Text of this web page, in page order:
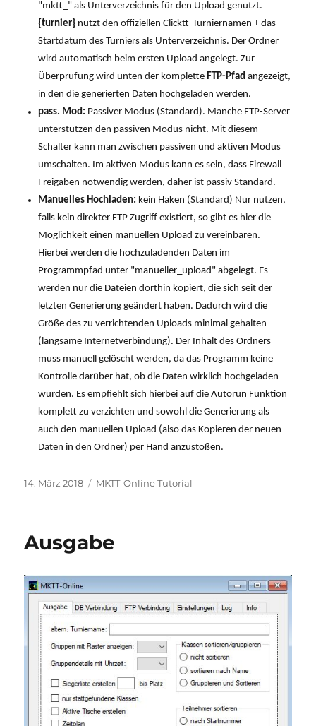
"mktt_" als Unterverzeichnis für den Upload genutzt.
{turnier} nutzt den offiziellen Clicktt-Turniernamen + das
Startdatum des Turniers als Unterverzeichnis. Der Ordner
wird automatisch beim ersten Upload angelegt. Zur
Überprüfung wird unten der kompletteFTP-Pfad angezeigt,
in den die generierten Daten hochgeladen werden.
pass. Mod: Passiver Modus (Standard). Manche FTP-Server
unterstützen den passiven Modus nicht. Mit diesem
Schalter kann man zwischen passiven und aktiven Modus
umschalten. Im aktiven Modus kann es sein, dass Firewall
Freigaben notwendig werden, daher ist passiv Standard.
Manuelles Hochladen: kein Haken (Standard) Nur nutzen,
falls kein direkter FTP Zugriff existiert, so gibt es hier die
Möglichkeit einen manuellen Upload zu vereinbaren.
Hierbei werden die hochzuladenden Daten im
Programmpfad unter "manueller_upload" abgelegt. Es
werden nur die Dateien dorthin kopiert, die sich seit der
letzten Generierung geändert haben. Dadurch wird die
Größe des zu verrichtenden Uploads minimal gehalten
(langsame Internetverbindung). Der Inhalt des Ordners
muss manuell gelöscht werden, da das Programm keine
Kontrolle darüber hat, ob die Daten wirklich hochgeladen
wurden. Es empfiehlt sich hierbei auf die Autorun Funktion
komplett zu verzichten und sowohl die Generierung als
auch den manuellen Upload (also das Kopieren der neuen
Daten in den Ordner) per Hand anzustoßen.
Veröffentlicht
14. März 2018 Kategorien
MKTT-Online Tutorial
Ausgabe